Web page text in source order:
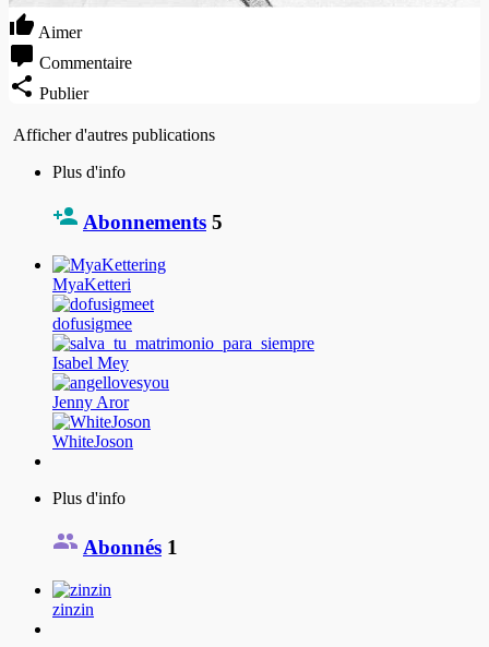
Aimer
Commentaire
Publier
Afficher d'autres publications
Plus d'info
Abonnements 5
MyaKetteri
dofusigmee
Isabel Mey
Jenny Aror
WhiteJoson
Plus d'info
Abonnés 1
zinzin